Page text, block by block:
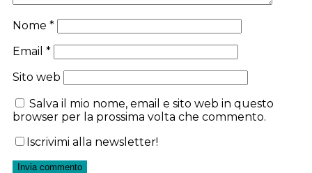
Nome *
Email *
Sito web
Salva il mio nome, email e sito web in questo
browser per la prossima volta che commento.
Iscrivimi alla newsletter!